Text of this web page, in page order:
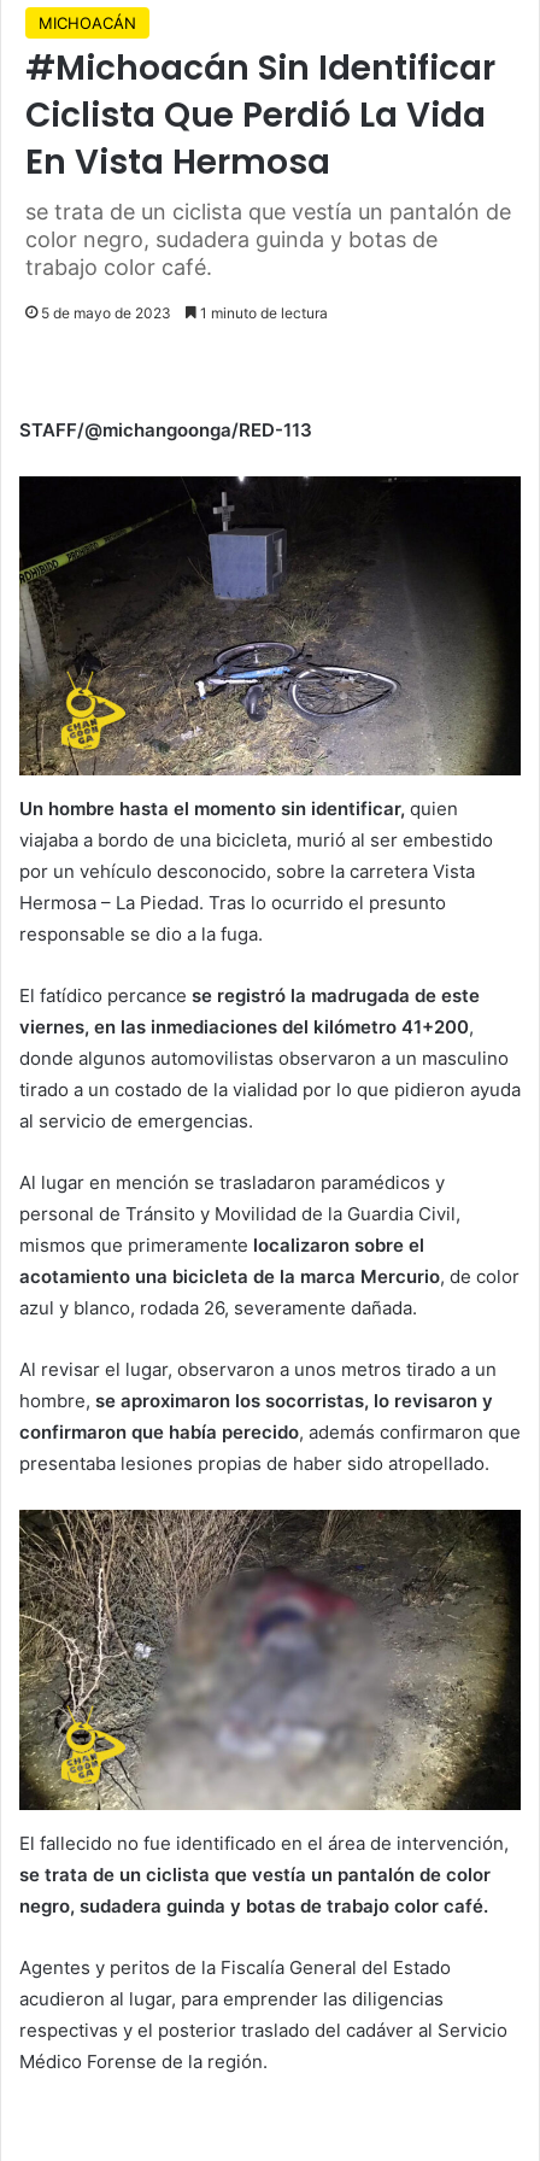
MICHOACÁN
#Michoacán Sin Identificar
Ciclista Que Perdió La Vida
En Vista Hermosa
se trata de un ciclista que vestía un pantalón de
color negro, sudadera guinda y botas de
trabajo color café.
5 de mayo de 2023 1 minuto de lectura
STAFF/@michangoonga/RED-113
Un hombre hasta el momento sin identificar, quien
viajaba a bordo de una bicicleta, murió al ser embestido
por un vehículo desconocido, sobre la carretera Vista
Hermosa – La Piedad. Tras lo ocurrido el presunto
responsable se dio a la fuga.
El fatídico percance se registró la madrugada de este
viernes, en las inmediaciones del kilómetro 41+200,
donde algunos automovilistas observaron a un masculino
tirado a un costado de la vialidad por lo que pidieron ayuda
al servicio de emergencias.
Al lugar en mención se trasladaron paramédicos y
personal de Tránsito y Movilidad de la Guardia Civil,
mismos que primeramente localizaron sobre el
acotamiento una bicicleta de la marca Mercurio, de color
azul y blanco, rodada 26, severamente dañada.
Al revisar el lugar, observaron a unos metros tirado a un
hombre, se aproximaron los socorristas, lo revisaron y
confirmaron que había perecido, además confirmaron que
presentaba lesiones propias de haber sido atropellado.
El fallecido no fue identificado en el área de intervención,
se trata de un ciclista que vestía un pantalón de color
negro, sudadera guinda y botas de trabajo color café.
Agentes y peritos de la Fiscalía General del Estado
acudieron al lugar, para emprender las diligencias
respectivas y el posterior traslado del cadáver al Servicio
Médico Forense de la región.